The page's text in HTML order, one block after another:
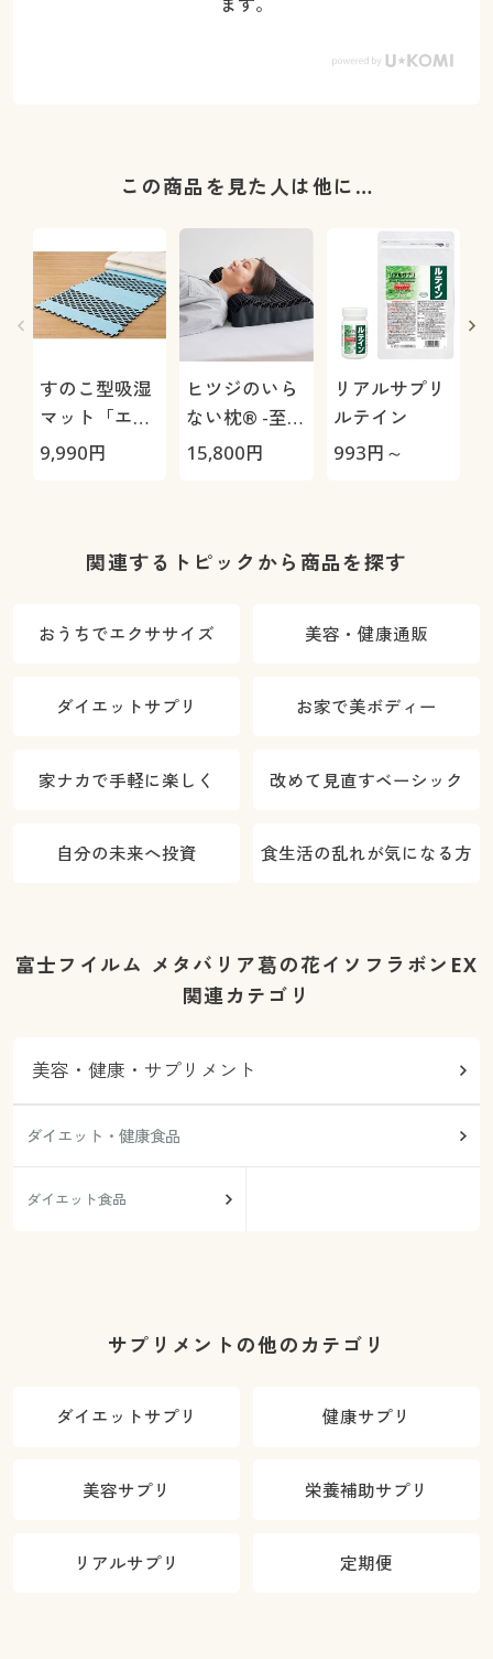
ます。
この商品を見た人は他に…
すのこ型吸湿
マット「エア
ージョブ®」
9,990円
ヒツジのいら
ない枕® -至
極-
15,800円
リアルサプリ
ルテイン
993円～
関連するトピックから商品を探す
おうちでエクササイズ 美容・健康通販
ダイエットサプリ お家で美ボディー
家ナカで手軽に楽しく 改めて見直すベーシック
自分の未来へ投資 食生活の乱れが気になる方
富士フイルム メタバリア葛の花イソフラボンEX
関連カテゴリ
美容・健康・サプリメント
ダイエット・健康食品
ダイエット食品
サプリメントの他のカテゴリ
ダイエットサプリ 健康サプリ
美容サプリ 栄養補助サプリ
リアルサプリ 定期便